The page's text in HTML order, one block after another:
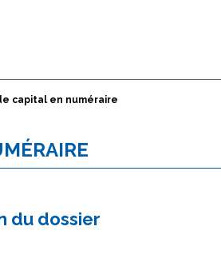
capital en numéraire
du dossier